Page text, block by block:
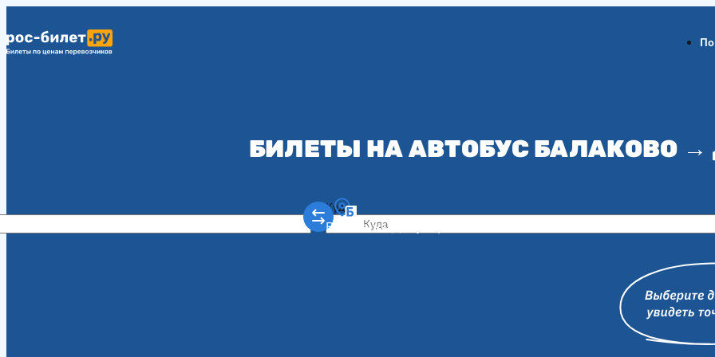
БИЛЕТЫ НА АВТОБУС БАЛАКОВО
Куда
Ростов-на-Дону